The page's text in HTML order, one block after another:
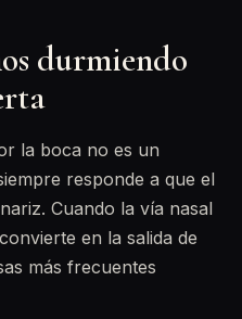
durmiendo
la boca no es un
responde a que el
Cuando la vía nasal
en la salida de
más frecuentes